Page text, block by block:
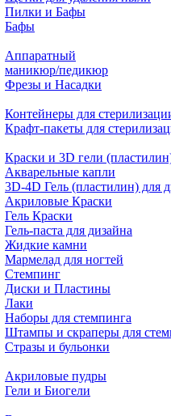
Пилки и Бафы
Бафы
Аппаратный
маникюр/педикюр
Фрезы и Насадки
Контейнеры для
Крафт-пакеты для
Краски и 3D гели
Акварельные капли
3D-4D Гель (пластилин) для
Акриловые Краски
Гель Краски
Гель-паста для дизайна
Жидкие камни
Мармелад для ногтей
Стемпинг
Диски и Пластины
Лаки
Наборы для стемпинга
Штампы и скраперы для
Стразы и бульонки
Акриловые пудры
Гели и Биогели